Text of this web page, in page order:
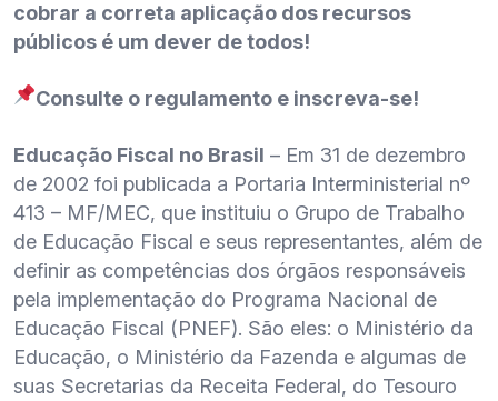
cobrar a correta aplicação dos recursos
públicos é um dever de todos!
Consulte o regulamento e inscreva-se!
Educação Fiscal no Brasil – Em 31 de dezembro
de 2002 foi publicada a Portaria Interministerial nº
413 – MF/MEC, que instituiu o Grupo de Trabalho
de Educação Fiscal e seus representantes, além de
definir as competências dos órgãos responsáveis
pela implementação do Programa Nacional de
Educação Fiscal (PNEF). São eles: o Ministério da
Educação, o Ministério da Fazenda e algumas de
suas Secretarias da Receita Federal, do Tesouro